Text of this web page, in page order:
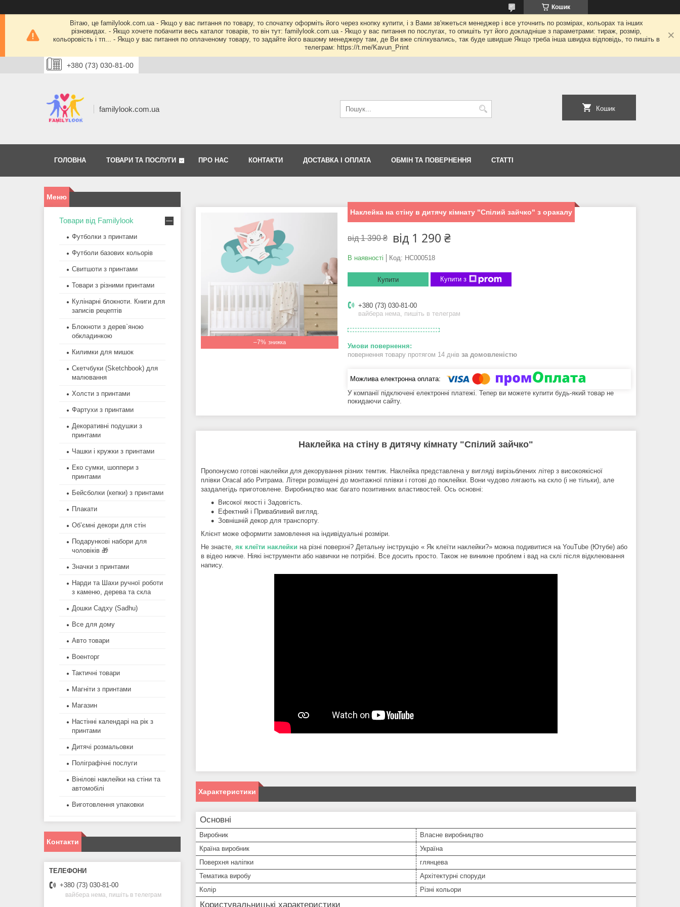
Кошик
Вітаю, це familylook.com.ua - Якщо у вас питання по товару, то спочатку оформіть його через кнопку купити, і з Вами зв'яжеться менеджер і все уточнить по розмірах, кольорах та інших
різновидах. - Якщо хочете побачити весь каталог товарів, то він тут: familylook.com.ua - Якщо у вас питання по послугах, то опишіть тут його докладніше з параметрами: тираж, розмір,
кольоровість і тп... - Якщо у вас питання по оплаченому товару, то задайте його вашому менеджеру там, де Ви вже спілкувались, так буде швидше Якщо треба інша швидка відповідь, то пишіть в
телеграм: https://t.me/Kavun_Print
+380 (73) 030-81-00
familylook.com.ua Кошик
ГОЛОВНА ТОВАРИ ТА ПОСЛУГИ ПРО НАС КОНТАКТИ ДОСТАВКА І ОПЛАТА ОБМІН ТА ПОВЕРНЕННЯ СТАТТІ
–7%
Наклейка на стіну в дитячу кімнату "Спілий зайчко" з оракалу
від 1 390 ₴ від 1 290 ₴
В наявності Код: НС000518
Купити Купити з
+380 (73) 030-81-00
вайбера нема, пишіть в телеграм
повернення товару протягом 14 днів за домовленістю
У компанії підключені електронні платежі. Тепер ви можете купити будь-який товар не
покидаючи сайту.
Наклейка на стіну в дитячу кімнату "Спілий зайчко"
Пропонуємо готові наклейки для декорування різних темтик. Наклейка представлена у вигляді вирізьблених літер з високоякісної
плівки Oracal або Ритрама. Літери розміщені до монтажної плівки і готові до поклейки. Вони чудово лягають на скло (і не тільки), але
заздалегідь приготовлене. Виробництво має багато позитивних властивостей. Ось основні:
Високої якості і Задовгість.
Ефектний і Привабливий вигляд.
Зовнішній декор для транспорту.
Клієнт може оформити замовлення на індивідуальні розміри.
Не знаєте, як клеїти наклейки на різні поверхні? Детальну інструкцію « Як клеїти наклейки?» можна подивитися на YouTube (Ютубе) або
в відео нижче. Ніякі інструменти або навички не потрібні. Все досить просто. Також не виникне проблем і вад на склі після відклеювання
напису.
Характеристики
Основні
Виробник
Власне виробництво
Країна виробник
Україна
Поверхня наліпки
глянцева
Тематика виробу
Архітектурні споруди
Колір
Різні кольори
Користувальницькі характеристики
Товари від Familylook
Футболки з принтами
Футболи базових кольорів
Свитшоти з принтами
Товари з різними принтами
Кулінарні блокноти. Книги для
записів рецептів
Блокноти з дерев`яною
обкладинкою
Килимки для мишок
Скетчбуки (Sketchbook) для
малювання
Холсти з принтами
Фартухи з принтами
Декоративні подушки з
принтами
Чашки і кружки з принтами
Еко сумки, шоппери з
принтами
Бейсболки (кепки) з принтами
Плакати
Об’ємні декори для стін
Подарункові набори для
чоловіків 🎁
Значки з принтами
Нарди та Шахи ручної роботи
з каменю, дерева та скла
Дошки Садху (Sadhu)
Все для дому
Авто товари
Военторг
Тактичні товари
Магніти з принтами
Магазин
Настінні календарі на рік з
принтами
Дитячі розмальовки
Поліграфічні послуги
Вінілові наклейки на стіни та
автомобілі
Виготовлення упаковки
Контакти
+380 (73) 030-81-00
вайбера нема, пишіть в телеграм